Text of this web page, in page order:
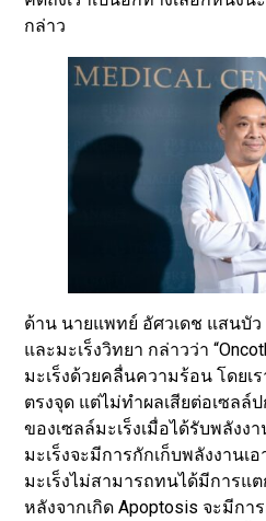
กล่าว
ด้าน นายแพทย์ อัศวเดช แสนบั
และมะเร็งวิทยา กล่าวว่า
มะเร็งด้วยคลื่นความร้อน โดย
ตรงจุด แต่ไม่ทำผลเสียต่อเซลล์
ของเซลล์มะเร็งเมื่อได้รับพลัง
มะเร็งจะมีการกักเก็บพลังงานเ
มะเร็งไม่สามารถทนได้มีการแ
หลังจากเกิด Apoptosis จะมีกา